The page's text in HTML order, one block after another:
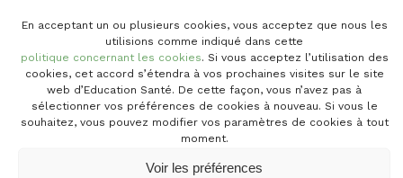
En acceptant un ou plusieurs cookies, vous acceptez que nous les
utilisions comme indiqué dans cette
politique concernant les cookies. Si vous acceptez l’utilisation des
cookies, cet accord s’étendra à vos prochaines visites sur le site
web d’Education Santé. De cette façon, vous n’avez pas à
sélectionner vos préférences de cookies à nouveau. Si vous le
souhaitez, vous pouvez modifier vos paramètres de cookies à tout
moment.
Voir les préférences
Trier par Trier par
Trier parPlus récent
Trier par
INITIATIVES
La santé au travail, un facteur indispensable
pour allonger la vie professionnelle